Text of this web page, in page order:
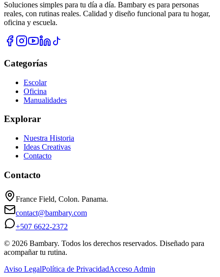
Soluciones simples para tu día a día. Bambary es para personas
reales, con rutinas reales. Calidad y diseño funcional para tu hogar,
oficina y escuela.
Categorías
Escolar
Oficina
Manualidades
Explorar
Nuestra Historia
Ideas Creativas
Contacto
Contacto
France Field, Colon. Panama.
contact@bambary.com
+507 6622-2372
© 2026 Bambary. Todos los derechos reservados. Diseñado para
acompañar tu rutina.
Aviso LegalPolítica de PrivacidadAcceso Admin